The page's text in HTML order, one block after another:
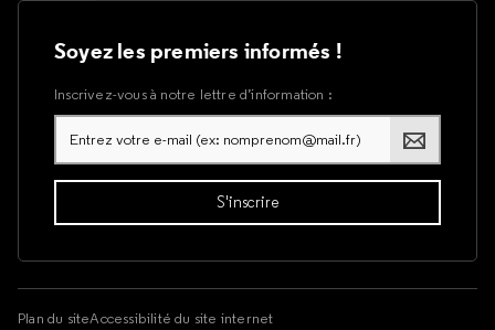
Soyez les premiers informés !
Inscrivez-vous à notre lettre d’information :
Plan du siteAccessibilité du site internet